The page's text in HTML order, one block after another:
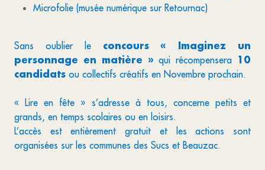
Microfolie (musée numérique sur Retournac)
Sans oublier le concours « Imaginez un
personnage en matière » qui récompensera 10
candidats ou collectifs créatifs en Novembre prochain.
« Lire en fête » s’adresse à tous, concerne petits et
grands, en temps scolaires ou en loisirs.
L’accès est entièrement gratuit et les actions sont
organisées sur les communes des Sucs et Beauzac.